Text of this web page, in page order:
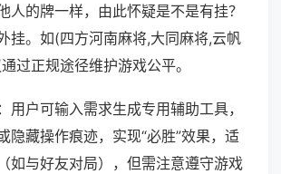
人的牌一样，由此怀疑是不是有挂？
挂。如(四方河南麻将,大同麻将,云帆
过正规途径维护游戏公平。
用户可输入需求生成专用辅助工具，
隐藏操作痕迹，实现“必胜”效果，适
如与好友对局），但需注意遵守游戏